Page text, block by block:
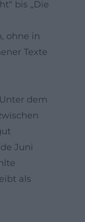
bis „Die
ohne in
Texte
dem
Juni
als